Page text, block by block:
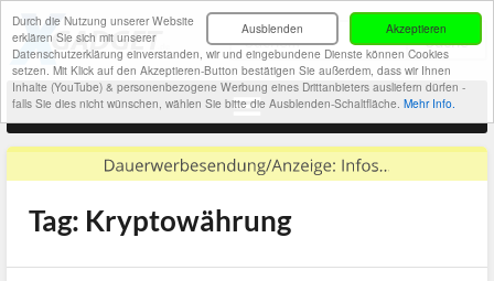
Akzeptieren
Ausblenden
Durch die Nutzung unserer Website
erklären Sie sich mit unserer
Datenschutzerklärung einverstanden, wir und eingebundene Dienste können Cookies
setzen. Mit Klick auf den Akzeptieren-Button bestätigen Sie außerdem, dass wir Ihnen
Inhalte (YouTube) & personenbezogene Werbung eines Drittanbieters ausliefern dürfen -
falls Sie dies nicht wünschen, wählen Sie bitte die Ausblenden-Schaltfläche. Mehr Info.
Tag: Kryptowährung